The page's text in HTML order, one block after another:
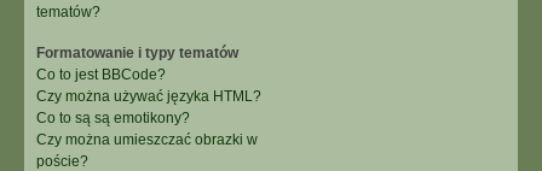
tematów?
Formatowanie i typy tematów
Co to jest BBCode?
Czy można używać języka HTML?
Co to są są emotikony?
Czy można umieszczać obrazki w
poście?